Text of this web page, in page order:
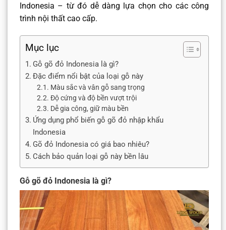
Indonesia – từ đó dễ dàng lựa chọn cho các công
trình nội thất cao cấp.
Mục lục
Gỗ gõ đỏ Indonesia là gì?
Đặc điểm nổi bật của loại gỗ này
Màu sắc và vân gỗ sang trọng
Độ cứng và độ bền vượt trội
Dễ gia công, giữ màu bền
Ứng dụng phổ biến gỗ gõ đỏ nhập khẩu
Indonesia
Gõ đỏ Indonesia có giá bao nhiêu?
Cách bảo quản loại gỗ này bền lâu
Gỗ gõ đỏ Indonesia là gì?